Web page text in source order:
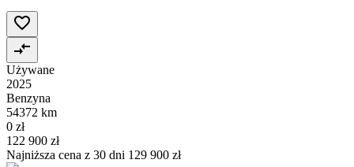
Używane
2025
Benzyna
54372 km
0 zł
122 900 zł
Najniższa cena z 30 dni 129 900 zł